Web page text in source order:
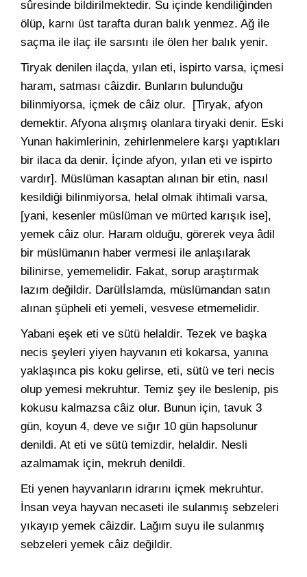
sûresinde bildirilmektedir. Su içinde kendiliğinden
ölüp, karnı üst tarafta duran balık yenmez. Ağ ile
saçma ile ilaç ile sarsıntı ile ölen her balık yenir.
Tiryak denilen ilaçda, yılan eti, ispirto varsa, içmesi
haram, satması câizdir. Bunların bulunduğu
bilinmiyorsa, içmek de câiz olur. [Tiryak, afyon
demektir. Afyona alışmış olanlara tiryaki denir. Eski
Yunan hakimlerinin, zehirlenmelere karşı yaptıkları
bir ilaca da denir. İçinde afyon, yılan eti ve ispirto
vardır]. Müslüman kasaptan alınan bir etin, nasıl
kesildiği bilinmiyorsa, helal olmak ihtimali varsa,
[yani, kesenler müslüman ve mürted karışık ise],
yemek câiz olur. Haram olduğu, görerek veya âdil
bir müslümanın haber vermesi ile anlaşılarak
bilinirse, yememelidir. Fakat, sorup araştırmak
lazım değildir. Darülİslamda, müslümandan satın
alınan şüpheli eti yemeli, vesvese etmemelidir.
Yabani eşek eti ve sütü helaldir. Tezek ve başka
necis şeyleri yiyen hayvanın eti kokarsa, yanına
yaklaşınca pis koku gelirse, eti, sütü ve teri necis
olup yemesi mekruhtur. Temiz şey ile beslenip, pis
kokusu kalmazsa câiz olur. Bunun için, tavuk 3
gün, koyun 4, deve ve sığır 10 gün hapsolunur
denildi. At eti ve sütü temizdir, helaldir. Nesli
azalmamak için, mekruh denildi.
Eti yenen hayvanların idrarını içmek mekruhtur.
İnsan veya hayvan necaseti ile sulanmış sebzeleri
yıkayıp yemek câizdir. Lağım suyu ile sulanmış
sebzeleri yemek câiz değildir.